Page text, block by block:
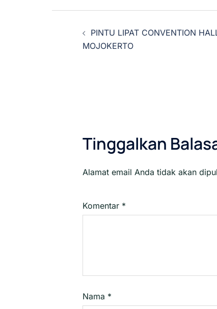
Navigasi
Tulisan
PINTU LIPAT CONVENTION
MOJOKERTO
Tinggalkan
Alamat email Anda tidak akan
Komentar *
Nama *